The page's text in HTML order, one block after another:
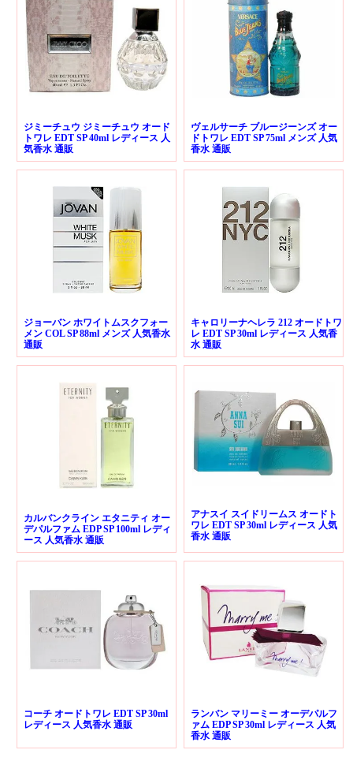
ジミーチュウ ジミーチュウ オード
トワレ EDT SP 40ml レディース 人
気香水 通販
ヴェルサーチ ブルージーンズ オー
ドトワレ EDT SP 75ml メンズ 人気
香水 通販
ジョーバン ホワイトムスクフォー
メン COL SP 88ml メンズ 人気香水
通販
キャロリーナヘレラ 212 オードトワ
レ EDT SP 30ml レディース 人気香
水 通販
カルバンクライン エタニティ オー
デパルファム EDP SP 100ml レディ
ース 人気香水 通販
アナスイ スイドリームス オードト
ワレ EDT SP 30ml レディース 人気
香水 通販
コーチ オードトワレ EDT SP 30ml
レディース 人気香水 通販
ランバン マリーミー オーデパルフ
ァム EDP SP 30ml レディース 人気
香水 通販